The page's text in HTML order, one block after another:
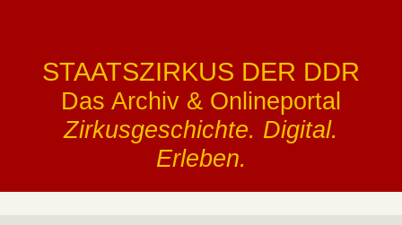
STAATSZIRKUS DER DDR
Das Archiv & Onlineportal
Zirkusgeschichte. Digital.
Erleben.